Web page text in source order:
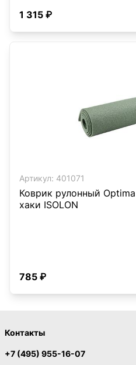
1 315 ₽
Артикул: 401071
Коврик рулонный
хаки ISOLON
785 ₽
Контакты
+7 (495) 955-16-07